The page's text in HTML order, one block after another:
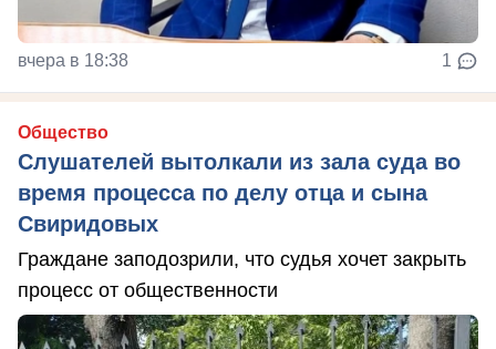
вчера в 18:38 1
Общество
Слушателей вытолкали из зала суда во
время процесса по делу отца и сына
Свиридовых
Граждане заподозрили, что судья хочет закрыть
процесс от общественности